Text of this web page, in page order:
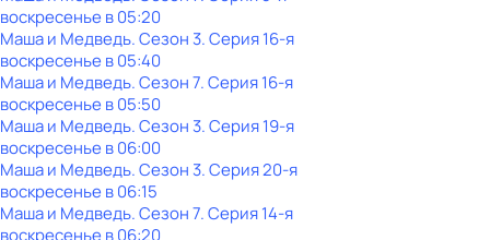
воскресенье в05:20
Маша и Медведь. Сезон 3. Серия 16-я
воскресенье в05:40
Маша и Медведь. Сезон 7. Серия 16-я
воскресенье в05:50
Маша и Медведь. Сезон 3. Серия 19-я
воскресенье в06:00
Маша и Медведь. Сезон 3. Серия 20-я
воскресенье в06:15
Маша и Медведь. Сезон 7. Серия 14-я
воскресенье в06:20